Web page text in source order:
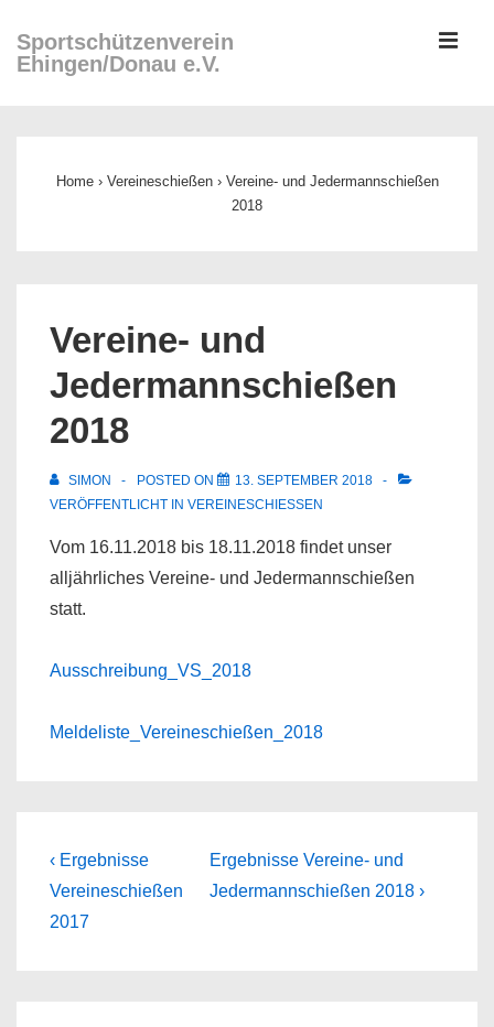
Zum
Inhalt
Sportschützenverein
Ehingen/Donau e.V.
Home › Vereineschießen › Vereine- und Jedermannschießen
2018
Vereine- und
Jedermannschießen
2018
SIMON POSTED ON
13. SEPTEMBER 2018
VERÖFFENTLICHT IN VEREINESCHIESSEN
Vom 16.11.2018 bis 18.11.2018 findet unser
alljährliches Vereine- und Jedermannschießen
statt.
Ausschreibung_VS_2018
Meldeliste_Vereineschießen_2018
Beitragsnavigation
Previous
Post
is
‹ Ergebnisse
Vereineschießen
2017
Next
Post
Ergebnisse Vereine- und
Jedermannschießen 2018 ›